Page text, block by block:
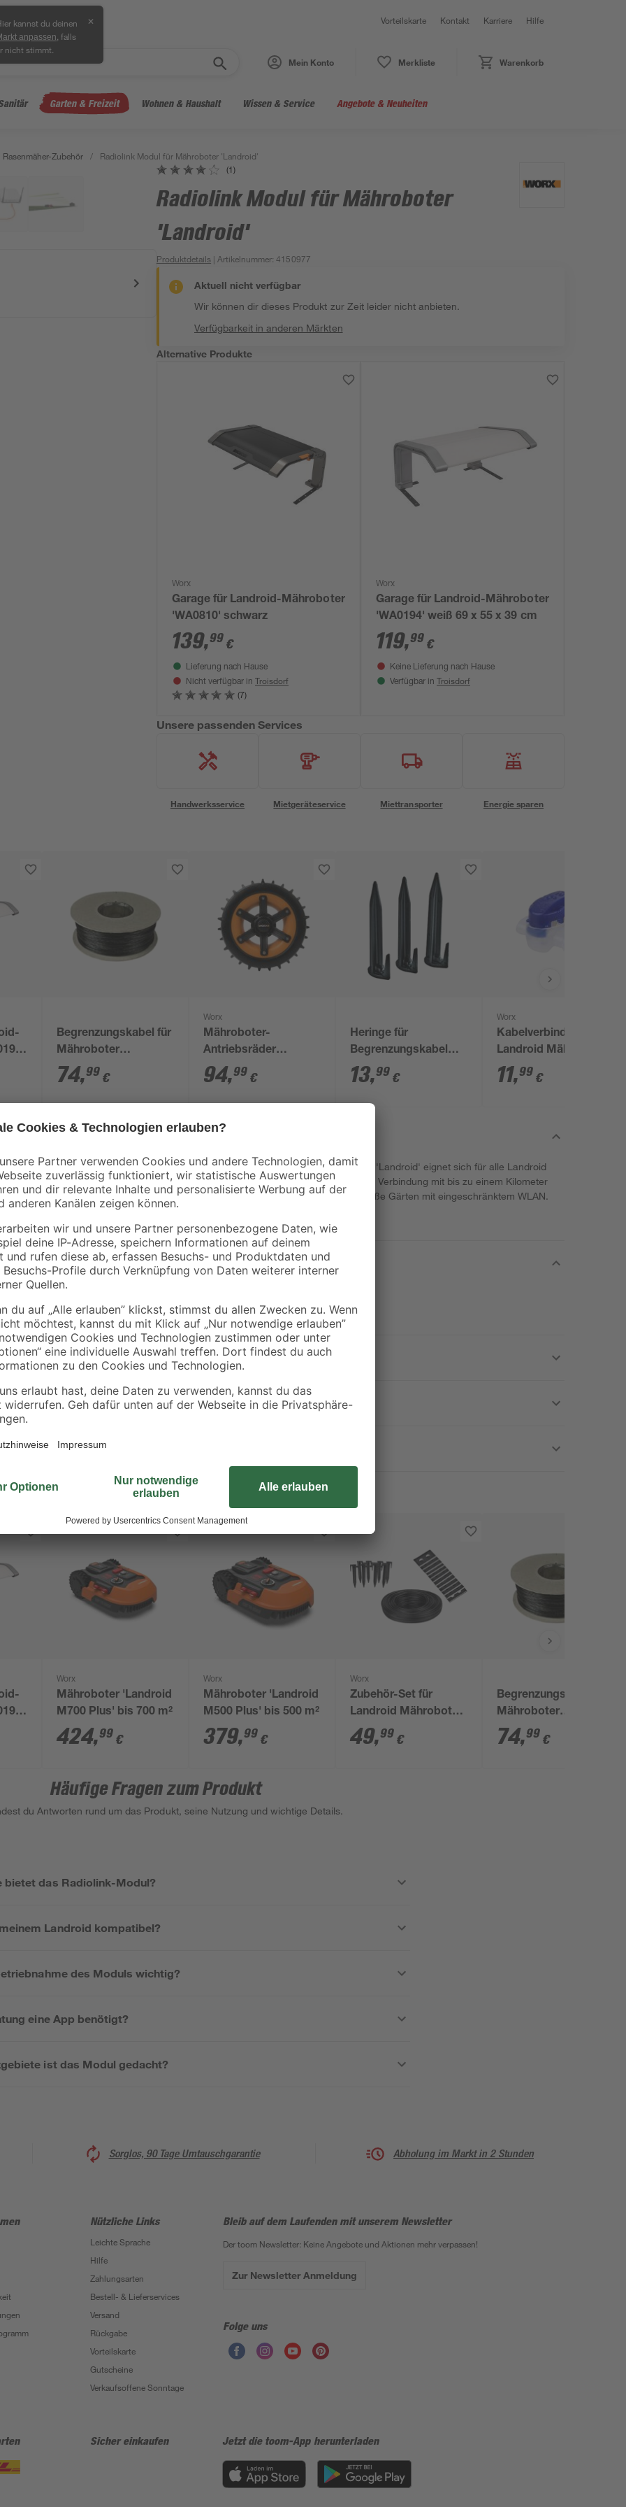
kannst du deinen
anpassen , falls
nicht stimmt.
✕ Vorteilskarte Kontakt Karriere Hilfe
Mein Konto Merkliste Warenkorb
Garten & Freizeit Wohnen & Haushalt Wissen & Service Angebote & Neuheiten
Rasenmäher-Zubehör / Radiolink Modul für Mähroboter 'Landroid'
(1)
Radiolink Modul für Mähroboter
'Landroid'
Produktdetails | Artikelnummer:4150977
Aktuell nicht verfügbar
Wir können dir dieses Produkt zur Zeit leider nicht anbieten.
Verfügbarkeit in anderen Märkten
Alternative Produkte
Worx
Garage für Landroid-Mähroboter
'WA0810' schwarz
139,99 €
Lieferung nach Hause
Nicht verfügbar in Troisdorf
(7)
Worx
Garage für Landroid-Mähroboter
'WA0194' weiß 69 x 55 x 39 cm
119,99 €
Keine Lieferung nach Hause
Verfügbar in Troisdorf
Unsere passenden Services
Handwerksservice Mietgeräteservice Miettransporter Energie sparen
Begrenzungskabel für
Mähroboter
'Landroid'
74,99 €
Worx
Mähroboter-
Antriebsräder
'Landroid' rutschfest
2 Stück
94,99 €
Heringe für
Begrenzungskabel
'Landroid'
13,99 €
Worx
Kabelverbinder für
Landroid Mähroboter
'WA0198' 5 Stk.
11,99 €
Das WORX Radiolink-Modul für den Mähroboter 'Landroid' eignet sich für alle Landroid
Roboter und ermöglich eine stabile und kostante Verbindung mit bis zu einem Kilometer
Reichweite. Das Modul eignet sich daher für große Gärten mit eingeschränktem WLAN.
Worx
Mähroboter 'Landroid
M700 Plus' bis 700 m²
424,99 €
Worx
Mähroboter 'Landroid
M500 Plus' bis 500 m²
379,99 €
Worx
Zubehör-Set für
Landroid Mähroboter
'WA0183'
49,99 €
Begrenzungskabel für
Mähroboter
'Landroid'
74,99 €
Häufige Fragen zum Produkt
du Antworten rund um das Produkt, seine Nutzung und wichtige Details.
bietet das Radiolink-Modul?
Landroid kompatibel?
des Moduls wichtig?
eine App benötigt?
ist das Modul gedacht?
Sorglos, 90 Tage Umtauschgarantie Abholung im Markt in 2 Stunden
Nützliche Links
Leichte Sprache
Hilfe
Zahlungsarten
Bestell- & Lieferservices
Versand
Rückgabe
Vorteilskarte
Gutscheine
Verkaufsoffene Sonntage
Bleib auf dem Laufenden mit unserem Newsletter
Der toom Newsletter: Keine Angebote und Aktionen mehr verpassen!
Zur Newsletter Anmeldung
Folge uns
Sicher einkaufen Jetzt die toom-App herunterladen